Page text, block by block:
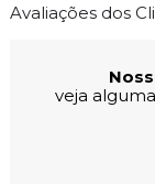
Avaliações dos
veja